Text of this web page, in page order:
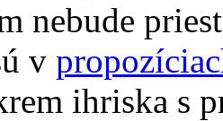
nebude
v
ihriska s